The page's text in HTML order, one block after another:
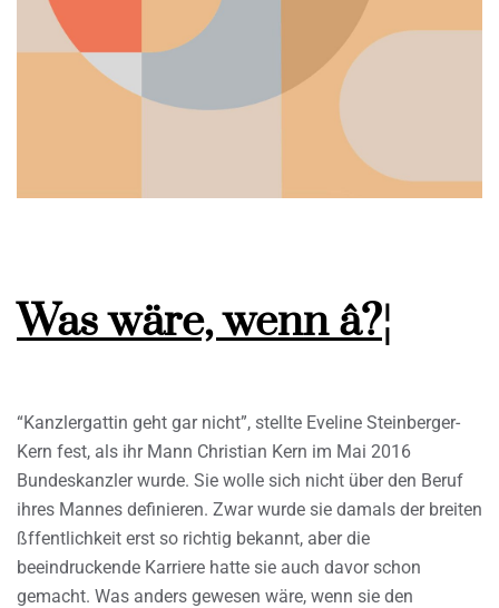
Was wäre, wenn â?¦
“Kanzlergattin geht gar nicht”, stellte Eveline Steinberger-
Kern fest, als ihr Mann Christian Kern im Mai 2016
Bundeskanzler wurde. Sie wolle sich nicht über den Beruf
ihres Mannes definieren. Zwar wurde sie damals der breiten
ßffentlichkeit erst so richtig bekannt, aber die
beeindruckende Karriere hatte sie auch davor schon
gemacht. Was anders gewesen wäre, wenn sie den